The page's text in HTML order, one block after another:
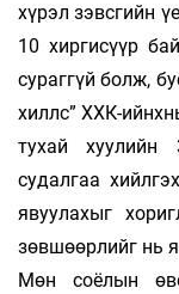
хүрэл зэвсгийн
10 хиргисүүр
сураггүй болж,
хиллс” ХХК-
тухай хуулийн
судалгаа
явуулахыг
зөвшөөрлийг нь
Мөн соёлын